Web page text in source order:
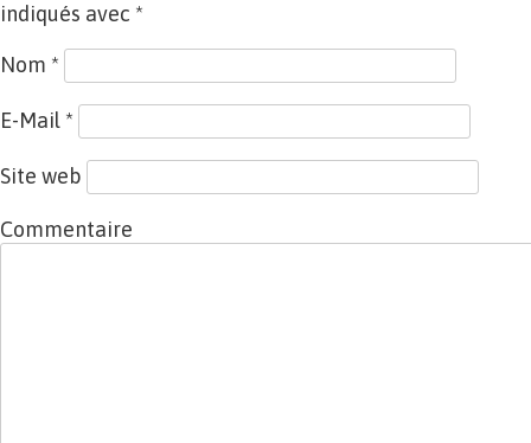
indiqués avec *
Nom *
E-Mail *
Site web
Commentaire